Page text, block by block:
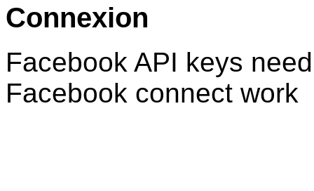
Connexion
Facebook API keys
Facebook connect work